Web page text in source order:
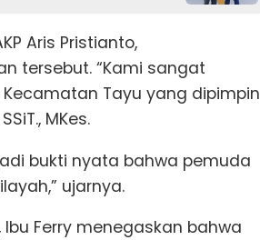
Aris Pristianto,
tersebut. “Kami sangat
Tayu yang dipimpin
MKes.
bukti nyata bahwa pemuda
ujarnya.
Ferry menegaskan bahwa